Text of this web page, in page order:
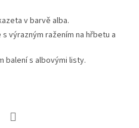
v barvě alba.
výrazným ražením na hřbetu a
balení s albovými listy.